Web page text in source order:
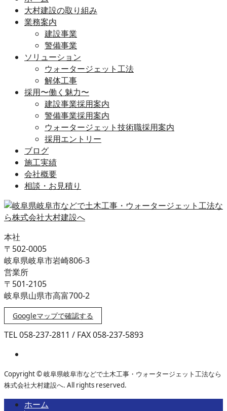
大村建設の取り組み
業務案内
建設事業
警備事業
ソリューション
ウォータージェット工法
解体工事
採用〜働く魅力〜
建設事業採用案内
警備事業採用案内
ウォータージェット技術職採用案内
採用エントリー
ブログ
施工実績
会社概要
相談・お見積り
本社
〒502-0005
岐阜県岐阜市岩崎806-3
営業所
〒501-2105
岐阜県山県市高富700-2
Googleマップで確認する
TEL 058-237-2811 / FAX 058-237-5893
Copyright © 岐阜県岐阜市などで土木工事・ウォータージェット工法なら
株式会社大村建設へ. All rights reserved.
ホーム